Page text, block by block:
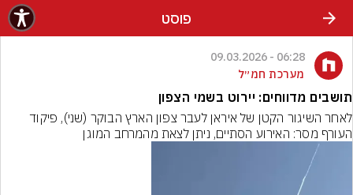
פוסט
06:28 - 09.03.2026
מערכת חמ״ל
תושבים מדווחים: יירוט בשמי הצפון
לאחר השיגור הקטן של איראן לעבר צפון הארץ הבוקר (שני), פיקוד
העורף מסר: האירוע הסתיים, ניתן לצאת מהמרחב המוגן